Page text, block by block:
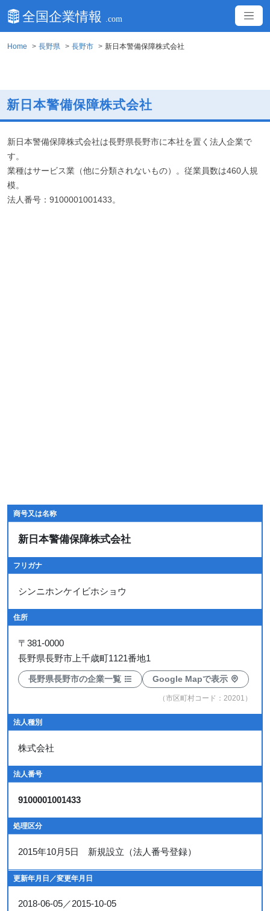
Home 長野県 長野市 新日本警備保障株式会社
新日本警備保障株式会社
新日本警備保障株式会社は長野県長野市に本社を置く法人企業で
す。
業種はサービス業（他に分類されないもの）。従業員数は460人規
模。
法人番号：9100001001433。
商号又は名称
新日本警備保障株式会社
フリガナ
シンニホンケイビホショウ
住所
〒 381-0000
長野県長野市上千歳町1121番地1
長野県長野市の企業一覧 Google Mapで表示
（市区町村コード：20201）
法人種別
株式会社
法人番号
9100001001433
処理区分
2015年10月5日 新規設立（法人番号登録）
更新年月日／変更年月日
2018-06-05／2015-10-05